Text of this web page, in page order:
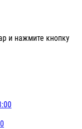
и нажмите кнопку